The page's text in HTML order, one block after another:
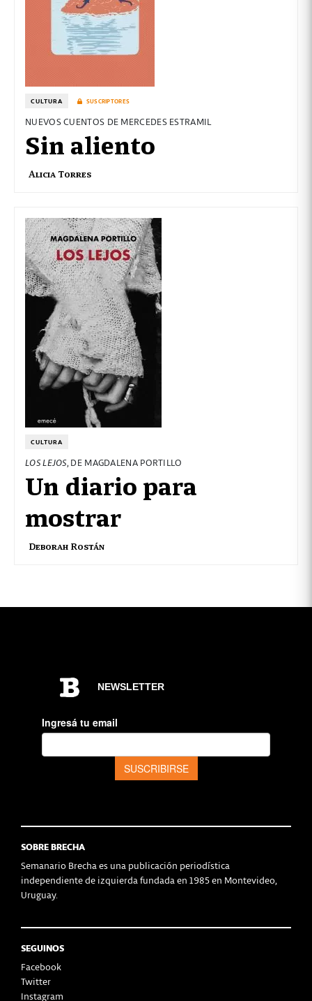
CULTURA SUSCRIPTORES
NUEVOS CUENTOS DE MERCEDES ESTRAMIL
Sin aliento
Alicia Torres
CULTURA
LOS LEJOS, DE MAGDALENA PORTILLO
Un diario para
mostrar
Deborah Rostán
SOBRE BRECHA
Semanario Brecha es una publicación periodística
independiente de izquierda fundada en 1985 en Montevideo,
Uruguay.
SEGUINOS
Facebook
Twitter
Instagram